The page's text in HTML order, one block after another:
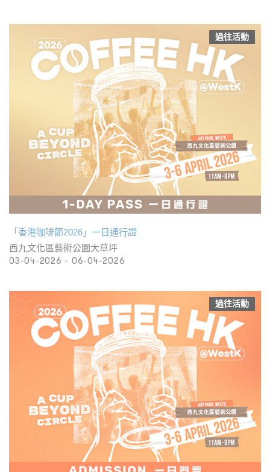
過往活動
「香港咖啡節2026」一日通行證
西九文化區藝術公園大草坪
03-04-2026 - 06-04-2026
過往活動